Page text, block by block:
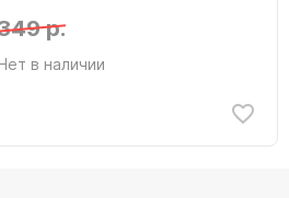
р.
в наличии